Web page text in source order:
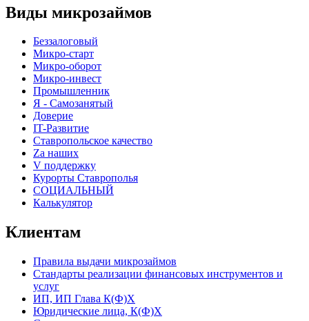
Виды микрозаймов
Беззалоговый
Микро-старт
Микро-оборот
Микро-инвест
Промышленник
Я - Самозанятый
Доверие
IT-Развитие
Ставропольское качество
Za наших
V поддержку
Курорты Ставрополья
СОЦИАЛЬНЫЙ
Калькулятор
Клиентам
Правила выдачи микрозаймов
Стандарты реализации финансовых инструментов и
услуг
ИП, ИП Глава К(Ф)Х
Юридические лица, К(Ф)Х